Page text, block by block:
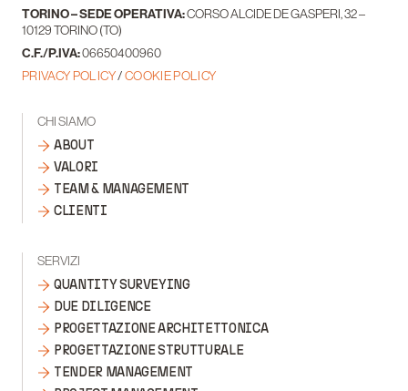
TORINO – SEDE OPERATIVA:CORSO ALCIDE DE GASPERI, 32 –
10129 TORINO (TO)
C.F./P.IVA:06650400960
PRIVACY POLICY/COOKIE POLICY
CHI SIAMO
ABOUT
VALORI
TEAM & MANAGEMENT
CLIENTI
SERVIZI
QUANTITY SURVEYING
DUE DILIGENCE
PROGETTAZIONE ARCHITETTONICA
PROGETTAZIONE STRUTTURALE
TENDER MANAGEMENT